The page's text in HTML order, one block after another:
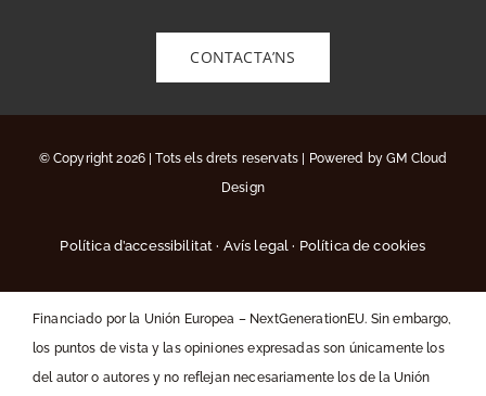
CONTACTA’NS
© Copyright 2026 | Tots els drets reservats | Powered byGM Cloud
Design
Política d’accessibilitat · Avís legal · Política de cookies
Financiado por la Unión Europea – NextGenerationEU. Sin embargo,
los puntos de vista y las opiniones expresadas son únicamente los
del autor o autores y no reflejan necesariamente los de la Unión